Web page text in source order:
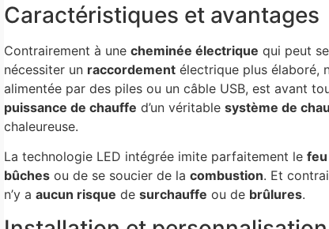
Caractéristiques et avantages
Contrairement à une cheminée électrique qui peut
nécessiter un raccordement électrique plus élaboré,
alimentée par des piles ou un câble USB, est avant
puissance de chauffe d’un véritable système de
chaleureuse.
La technologie LED intégrée imite parfaitement le
bûches ou de se soucier de la combustion. Et
n’y a aucun risque de surchauffe ou de brûlures.